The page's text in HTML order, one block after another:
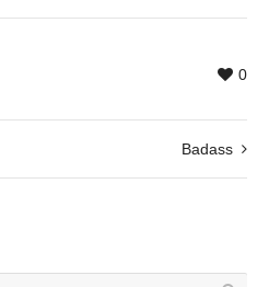
0
Badass